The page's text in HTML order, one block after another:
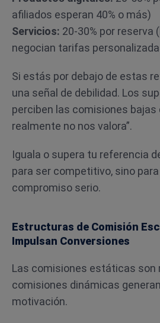
afiliados esperan 40% o más)
Servicios: 20-30% por reserva
negocian tarifas
Si estás por debajo de estas
una señal de debilidad. Los
perciben las comisiones bajas
realmente no nos valora”.
Iguala o supera tu referencia
para ser competitivo, sino
compromiso serio.
Estructuras de Comisión
Impulsan Conversiones
Las comisiones estáticas son
comisiones dinámicas
motivación.